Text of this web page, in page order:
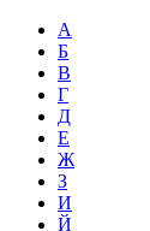
А
Б
В
Г
Д
Е
Ж
З
И
Й